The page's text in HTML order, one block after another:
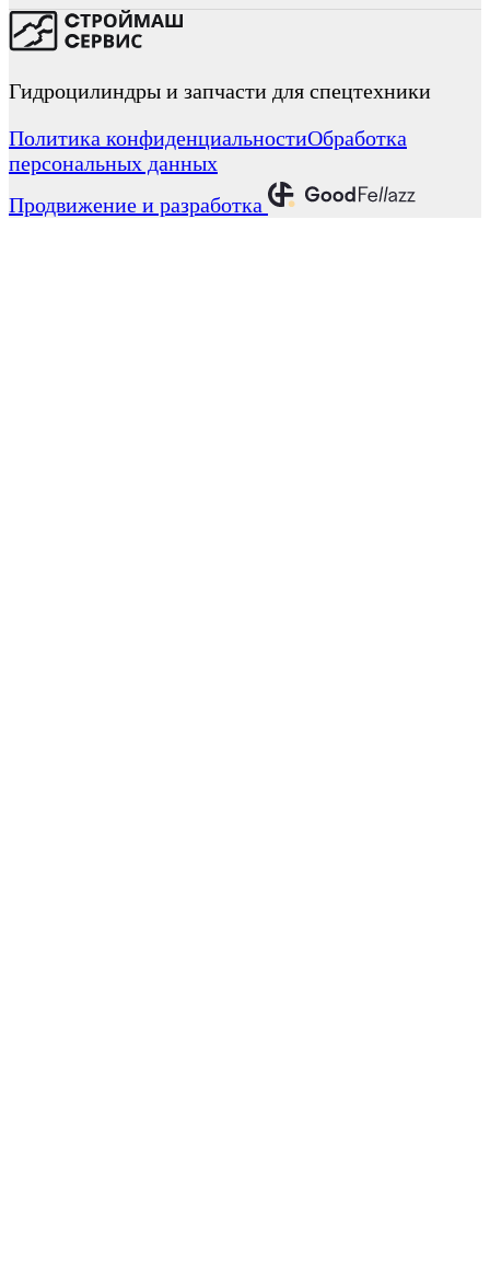
Гидроцилиндры и запчасти для спецтехники
Политика конфиденциальностиОбработка
персональных данных
Продвижение и разработка